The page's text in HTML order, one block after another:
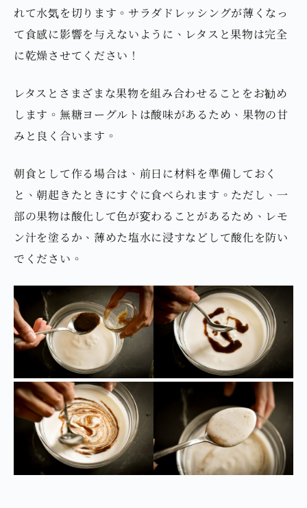
れて水気を切ります。サラダドレッシングが薄くなっ
て食感に影響を与えないように、レタスと果物は完全
に乾燥させてください！
レタスとさまざまな果物を組み合わせることをお勧め
します。無糖ヨーグルトは酸味があるため、果物の甘
みと良く合います。
朝食として作る場合は、前日に材料を準備しておく
と、朝起きたときにすぐに食べられます。ただし、一
部の果物は酸化して色が変わることがあるため、レモ
ン汁を塗るか、薄めた塩水に浸すなどして酸化を防い
でください。